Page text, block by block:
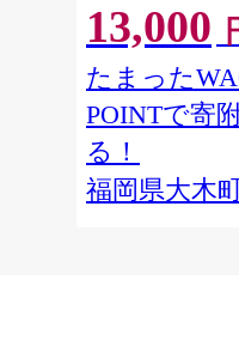
一原料米 7年産 国
ランド米 5kg × 2
し】CY009_01
13,000
たまった
POINTで寄
る！
福岡県大木